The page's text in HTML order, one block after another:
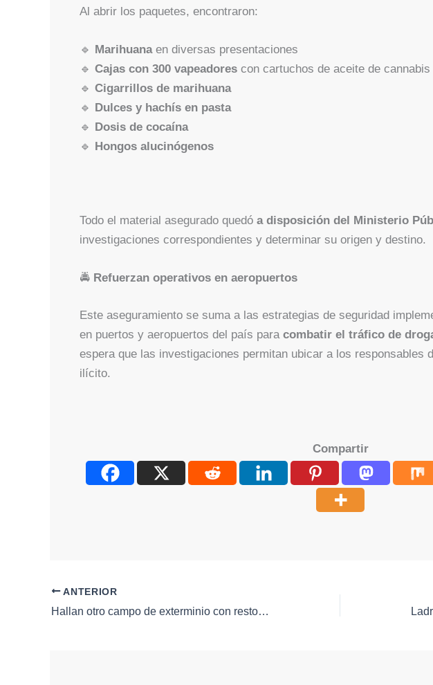
Al abrir los paquetes, encontraron:
🔹 Marihuanaen diversas presentaciones
🔹 Cajas con 300 vapeadorescon cartuchos de aceite de cannabis
🔹 Cigarrillos de marihuana
🔹
Dulces y hachís en pasta
🔹
Dosis de cocaína
🔹
Hongos alucinógenos
Todo el material asegurado quedó a disposición del Ministerio
investigaciones correspondientes y determinar su origen y destino.
🚔 Refuerzan operativos en aeropuertos
Este aseguramiento se suma a las estrategias de seguridad
en puertos y aeropuertos del país para combatir el tráfico de
espera que las investigaciones permitan ubicar a los responsables
ilícito.
Compartir
ANTERIOR
Hallan otro campo de exterminio con restos óseos ahora en Reynosa, Tamaulipas; colectivos denuncian omisión de autoridades